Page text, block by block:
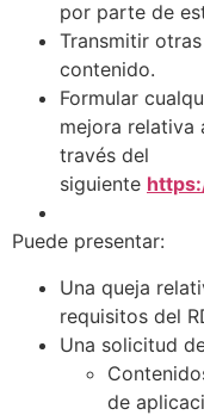
por parte de
Transmitir
contenido.
Formular
mejora relativa
través del
siguiente
Puede presentar:
Una queja
requisitos del
Una solicitud
de